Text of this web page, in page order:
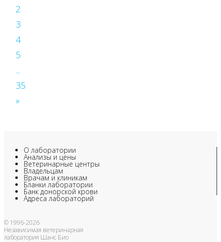
2
3
4
5
...
35
»
О лаборатории
Анализы и цены
Ветеринарные центры
Владельцам
Врачам и клиникам
Бланки лаборатории
Банк донорской крови
Адреса лабораторий
© 1996-2026
Независимая ветеринарная
лаборатория Шанс Био